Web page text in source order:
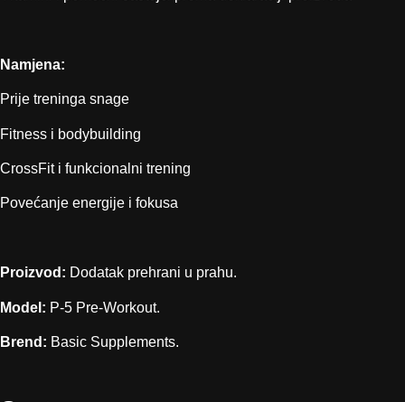
Namjena:
Prije treninga snage
Fitness i bodybuilding
CrossFit i funkcionalni trening
Povećanje energije i fokusa
Proizvod: Dodatak prehrani u prahu.
Model: P-5 Pre-Workout.
Brend: Basic Supplements.